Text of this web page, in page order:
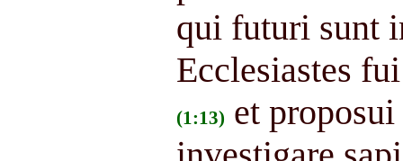
qui futuri sunt
Ecclesiastes
(1:13) et